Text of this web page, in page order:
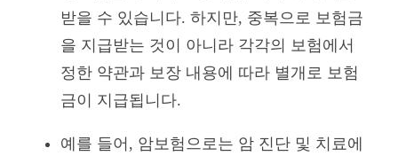
받을 수 있습니다. 하지만, 중복으로 보험금
을 지급받는 것이 아니라 각각의 보험에서
정한 약관과 보장 내용에 따라 별개로 보험
금이 지급됩니다.
예를 들어, 암보험으로는 암 진단 및 치료에